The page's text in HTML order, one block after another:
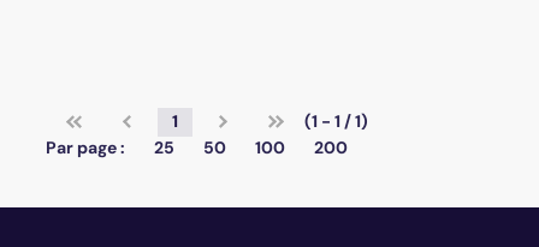
1
(1 - 1 / 1)
Par page :
25 50 100 200